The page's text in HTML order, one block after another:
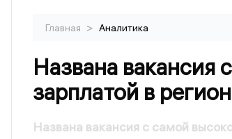
Главная > Аналитика
Названа вакансия
зарплатой в
Названа вакансия с самой